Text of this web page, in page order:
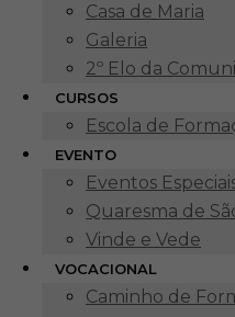
Casa de Maria
Galeria
2º Elo da
CURSOS
Escola de
EVENTO
Eventos
Quaresma de
Vinde e Vede
VOCACIONAL
Caminho de